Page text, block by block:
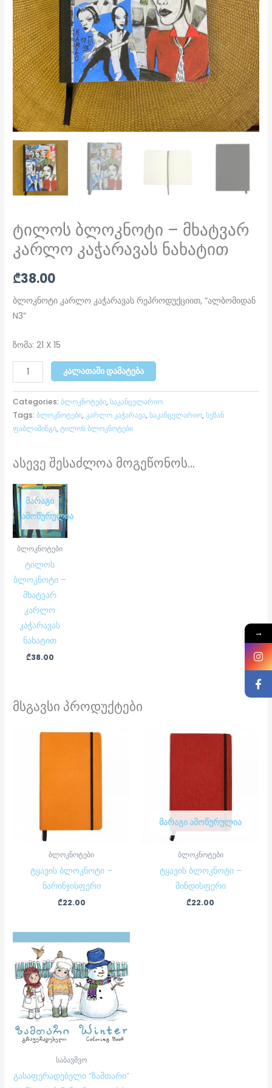
ტილოს ბლოკნოტი – მხატვარ
კარლო კაჭარავას ნახატით
₾38.00
ბლოკნოტი კარლო კაჭარავას რეპროდუქციით, “ალბომიდან
N3”
ზომა: 21 X 15
ᲙᲐᲚᲐᲗᲐᲨᲘ ᲓᲐᲛᲐᲢᲔᲑᲐ
Categories:ბლოკნოტები,საკანცელარიო
Tags:ბლოკნოტები,კარლო კაჭარავა,საკანცელარიო,სეზან
ფაბლიშინგი,ტილოს ბლოკნოტები
ასევე შესაძლოა მოგეწონოს...
ᲛᲐᲠᲐᲒᲘ
ᲐᲛᲝᲬᲣᲠᲣᲚᲘᲐ
ბლოკნოტები
ტილოს
ბლოკნოტი –
მხატვარ
კარლო
კაჭარავას
ნახატით
₾38.00
მსგავსი პროდუქტები
ბლოკნოტები
ტყავის ბლოკნოტი –
ნარინჯისფერი
₾22.00
ᲛᲐᲠᲐᲒᲘ ᲐᲛᲝᲬᲣᲠᲣᲚᲘᲐ
ბლოკნოტები
ტყავის ბლოკნოტი –
შინდისფერი
₾22.00
საბავშვო
გასაფერადებელი “ზამთარი”
→